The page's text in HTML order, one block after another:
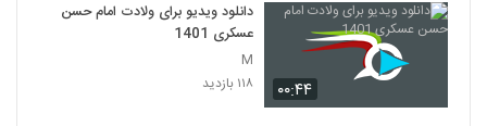
۰۰:۴۴
دانلود ویدیو برای ولادت امام حسن
عسکری 1401
M
۱۱۸ بازدید